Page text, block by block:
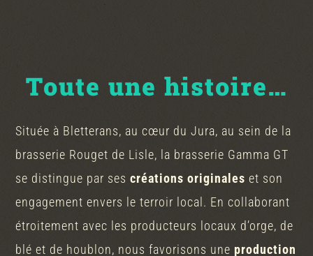
Toute une histoire…
Située à Bletterans, au cœur du Jura, au sein de la
brasserie Rouget de Lisle, la brasserie Gamma GT
se distingue par sescréations originales et son
engagement envers le terroir local. En collaborant
étroitement avec les producteurs locaux d’orge, de
blé et de houblon, nous favorisons une production